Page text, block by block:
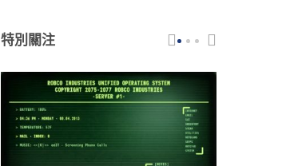
特別關注